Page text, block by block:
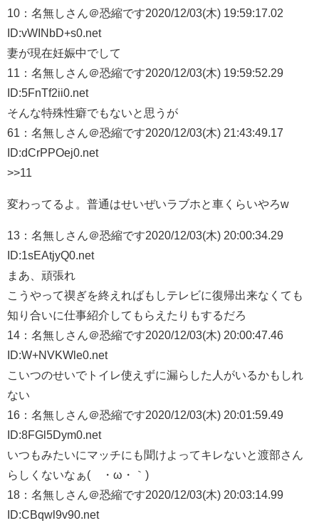
10： 名無しさん＠恐縮です2020/12/03(木) 19:59:17.02
ID:vWINbD+s0.net
妻が現在妊娠中でして
11： 名無しさん＠恐縮です2020/12/03(木) 19:59:52.29
ID:5FnTf2ii0.net
そんな特殊性癖でもないと思うが
61： 名無しさん＠恐縮です2020/12/03(木) 21:43:49.17
ID:dCrPPOej0.net
>>11
変わってるよ。普通はせいぜいラブホと車くらいやろw
13： 名無しさん＠恐縮です2020/12/03(木) 20:00:34.29
ID:1sEAtjyQ0.net
まあ、頑張れ
こうやって禊ぎを終えればもしテレビに復帰出来なくても
知り合いに仕事紹介してもらえたりもするだろ
14： 名無しさん＠恐縮です2020/12/03(木) 20:00:47.46
ID:W+NVKWle0.net
こいつのせいでトイレ使えずに漏らした人がいるかもしれ
ない
16： 名無しさん＠恐縮です2020/12/03(木) 20:01:59.49
ID:8FGl5Dym0.net
いつもみたいにマッチにも聞けよってキレないと渡部さん
らしくないなぁ(´・ω・｀)
18： 名無しさん＠恐縮です2020/12/03(木) 20:03:14.99
ID:CBqwl9v90.net